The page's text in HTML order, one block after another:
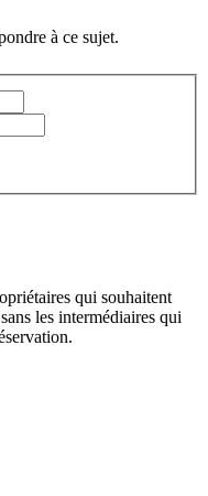
à ce sujet.
qui souhaitent
les intermédiaires qui